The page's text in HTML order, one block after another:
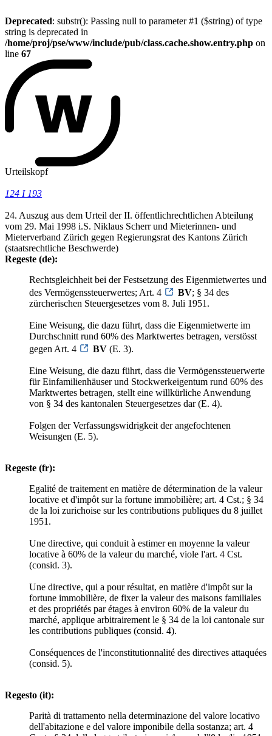
Deprecated: substr(): Passing null to parameter #1 ($string) of type
string is deprecated in
/home/proj/pse/www/include/pub/class.cache.show.entry.php on
line 67
Urteilskopf
124 I 193
24. Auszug aus dem Urteil der II. öffentlichrechtlichen Abteilung
vom 29. Mai 1998 i.S. Niklaus Scherr und Mieterinnen- und
Mieterverband Zürich gegen Regierungsrat des Kantons Zürich
(staatsrechtliche Beschwerde)
Regeste (de):
Rechtsgleichheit bei der Festsetzung des Eigenmietwertes und
des Vermögenssteuerwertes; Art. 4
BV; § 34 des
zürcherischen Steuergesetzes vom 8. Juli 1951.
Eine Weisung, die dazu führt, dass die Eigenmietwerte im
Durchschnitt rund 60% des Marktwertes betragen, verstösst
gegen Art. 4
BV (E. 3).
Eine Weisung, die dazu führt, dass die Vermögenssteuerwerte
für Einfamilienhäuser und Stockwerkeigentum rund 60% des
Marktwertes betragen, stellt eine willkürliche Anwendung
von § 34 des kantonalen Steuergesetzes dar (E. 4).
Folgen der Verfassungswidrigkeit der angefochtenen
Weisungen (E. 5).
Regeste (fr):
Egalité de traitement en matière de détermination de la valeur
locative et d'impôt sur la fortune immobilière; art. 4 Cst.; § 34
de la loi zurichoise sur les contributions publiques du 8 juillet
1951.
Une directive, qui conduit à estimer en moyenne la valeur
locative à 60% de la valeur du marché, viole l'art. 4 Cst.
(consid. 3).
Une directive, qui a pour résultat, en matière d'impôt sur la
fortune immobilière, de fixer la valeur des maisons familiales
et des propriétés par étages à environ 60% de la valeur du
marché, applique arbitrairement le § 34 de la loi cantonale sur
les contributions publiques (consid. 4).
Conséquences de l'inconstitutionnalité des directives attaquées
(consid. 5).
Regesto (it):
Parità di trattamento nella determinazione del valore locativo
dell'abitazione e del valore imponibile della sostanza; art. 4